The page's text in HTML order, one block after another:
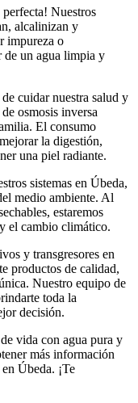
perfecta! Nuestros
alcalinizan y
impureza o
de un agua limpia y
cuidar nuestra salud y
osmosis inversa
El consumo
la digestión,
una piel radiante.
sistemas en Úbeda,
medio ambiente. Al
estaremos
el cambio climático.
y transgresores en
productos de calidad,
Nuestro equipo de
toda la
decisión.
vida con agua pura y
más información
Úbeda. ¡Te